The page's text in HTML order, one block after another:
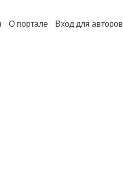
О портале Вход для авторов